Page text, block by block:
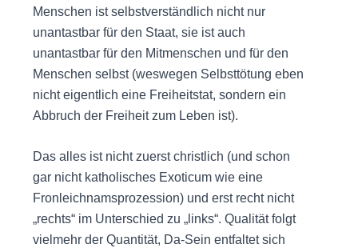
Menschen ist selbstverständlich nicht nur
unantastbar für den Staat, sie ist auch
unantastbar für den Mitmenschen und für den
Menschen selbst (weswegen Selbsttötung eben
nicht eigentlich eine Freiheitstat, sondern ein
Abbruch der Freiheit zum Leben ist).
Das alles ist nicht zuerst christlich (und schon
gar nicht katholisches Exoticum wie eine
Fronleichnamsprozession) und erst recht nicht
„rechts“ im Unterschied zu „links“. Qualität folgt
vielmehr der Quantität, Da-Sein entfaltet sich